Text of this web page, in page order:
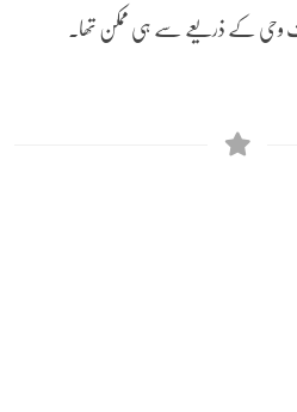
وحی کے ذریعے سے ہی ممکن تھا۔